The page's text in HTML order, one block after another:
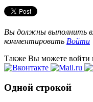
Вы должны выполнить
комментировать Войти
Также Вы можете войти
Одной строкой